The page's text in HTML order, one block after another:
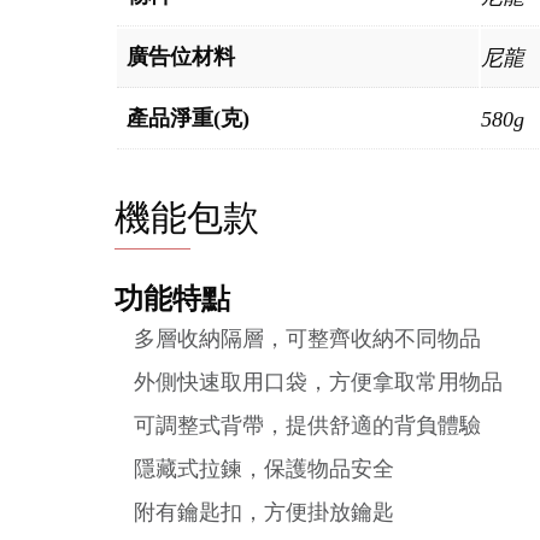
廣告位材料 尼龍
產品淨重(克) 580g
機能包款
功能特點
多層收納隔層，可整齊收納不同物品
外側快速取用口袋，方便拿取常用物品
可調整式背帶，提供舒適的背負體驗
隱藏式拉鍊，保護物品安全
附有鑰匙扣，方便掛放鑰匙